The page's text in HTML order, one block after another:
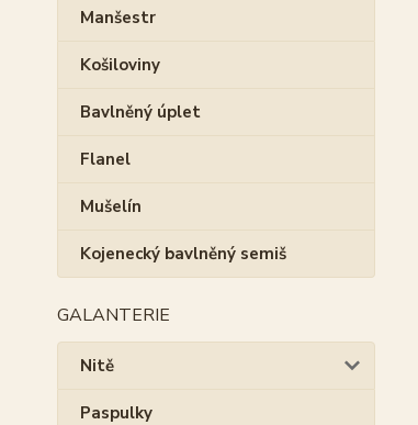
Manšestr
Košiloviny
Bavlněný úplet
Flanel
Mušelín
Kojenecký bavlněný semiš
GALANTERIE
Nitě
Paspulky